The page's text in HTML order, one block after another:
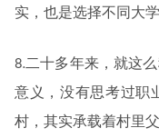
实，也是选择不同大
8.二十多年来，就这
意义，没有思考过职
村，其实承载着村里